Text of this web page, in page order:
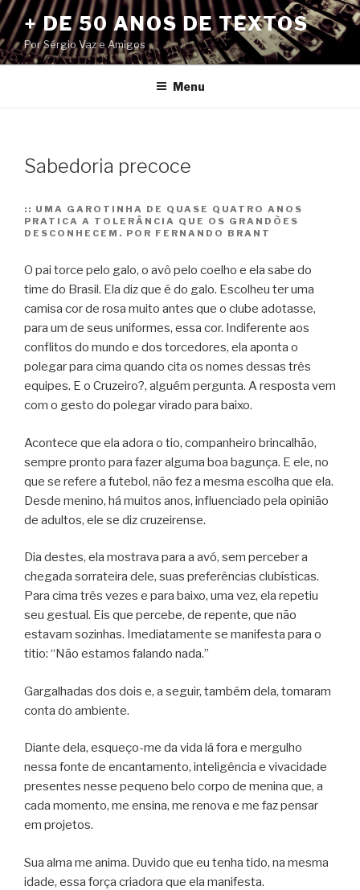
Pular
para
o
conteúdo
+ DE 50 ANOS DE TEXTOS
Por Sérgio Vaz e Amigos
Menu
Sabedoria precoce
:: UMA GAROTINHA DE QUASE QUATRO ANOS
PRATICA A TOLERÂNCIA QUE OS GRANDÕES
DESCONHECEM. POR FERNANDO BRANT
O pai torce pelo galo, o avô pelo coelho e ela sabe do
time do Brasil. Ela diz que é do galo. Escolheu ter uma
camisa cor de rosa muito antes que o clube adotasse,
para um de seus uniformes, essa cor. Indiferente aos
conflitos do mundo e dos torcedores, ela aponta o
polegar para cima quando cita os nomes dessas três
equipes. E o Cruzeiro?, alguém pergunta. A resposta vem
com o gesto do polegar virado para baixo.
Acontece que ela adora o tio, companheiro brincalhão,
sempre pronto para fazer alguma boa bagunça. E ele, no
que se refere a futebol, não fez a mesma escolha que ela.
Desde menino, há muitos anos, influenciado pela opinião
de adultos, ele se diz cruzeirense.
Dia destes, ela mostrava para a avó, sem perceber a
chegada sorrateira dele, suas preferências clubísticas.
Para cima três vezes e para baixo, uma vez, ela repetiu
seu gestual. Eis que percebe, de repente, que não
estavam sozinhas. Imediatamente se manifesta para o
titio: “Não estamos falando nada.”
Gargalhadas dos dois e, a seguir, também dela, tomaram
conta do ambiente.
Diante dela, esqueço-me da vida lá fora e mergulho
nessa fonte de encantamento, inteligência e vivacidade
presentes nesse pequeno belo corpo de menina que, a
cada momento, me ensina, me renova e me faz pensar
em projetos.
Sua alma me anima. Duvido que eu tenha tido, na mesma
idade, essa força criadora que ela manifesta.